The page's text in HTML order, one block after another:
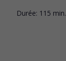
Durée: 115 min.